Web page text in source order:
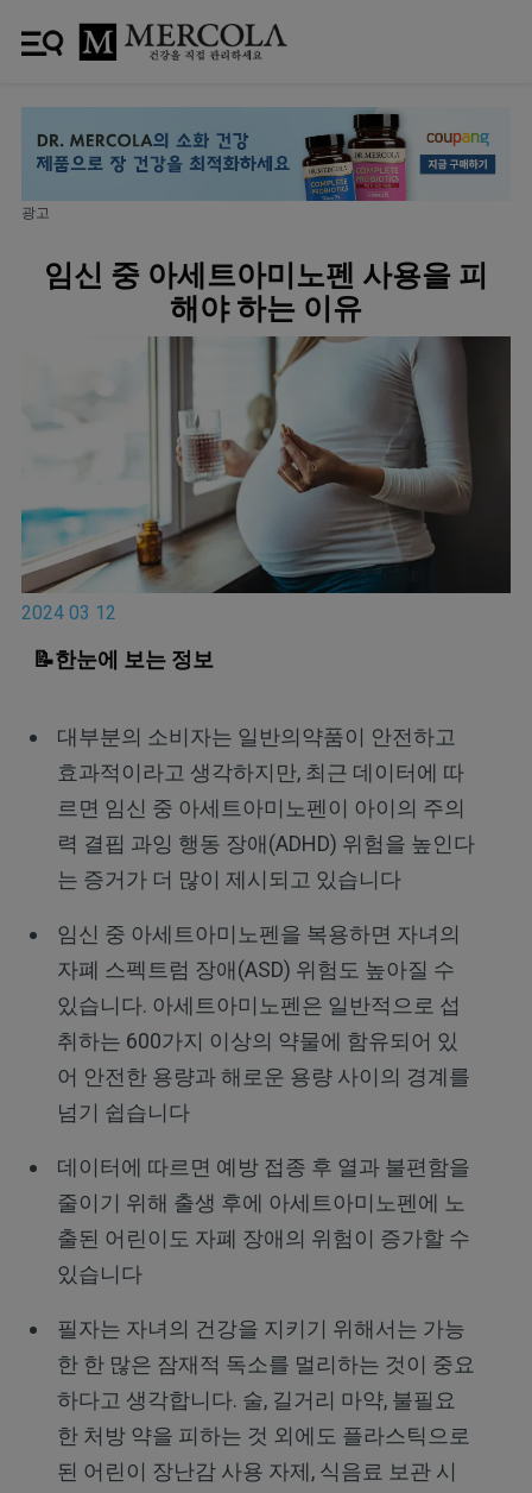
광고
임신 중 아세트아미노펜 사용을 피
해야 하는 이유
2024 03 12
📝한눈에 보는 정보
대부분의 소비자는 일반의약품이 안전하고
효과적이라고 생각하지만, 최근 데이터에 따
르면 임신 중 아세트아미노펜이 아이의 주의
력 결핍 과잉 행동 장애(ADHD) 위험을 높인다
는 증거가 더 많이 제시되고 있습니다
임신 중 아세트아미노펜을 복용하면 자녀의
자폐 스펙트럼 장애(ASD) 위험도 높아질 수
있습니다. 아세트아미노펜은 일반적으로 섭
취하는 600가지 이상의 약물에 함유되어 있
어 안전한 용량과 해로운 용량 사이의 경계를
넘기 쉽습니다
데이터에 따르면 예방 접종 후 열과 불편함을
줄이기 위해 출생 후에 아세트아미노펜에 노
출된 어린이도 자폐 장애의 위험이 증가할 수
있습니다
필자는 자녀의 건강을 지키기 위해서는 가능
한 한 많은 잠재적 독소를 멀리하는 것이 중요
하다고 생각합니다. 술, 길거리 마약, 불필요
한 처방 약을 피하는 것 외에도 플라스틱으로
된 어린이 장난감 사용 자제, 식음료 보관 시